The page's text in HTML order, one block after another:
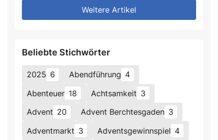
Weitere Artikel
Beliebte Stichwörter
2025 6 Abendführung 4
Abenteuer 18 Achtsamkeit 3
Advent 20 Advent Berchtesgaden 3
Adventmarkt 3 Adventsgewinnspiel 4